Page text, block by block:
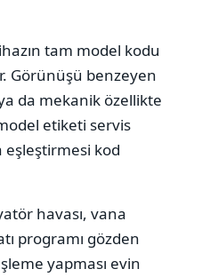
tam model kodu
Görünüşü benzeyen
da mekanik özellikte
etiketi servis
eşleştirmesi kod
havası, vana
programı gözden
yapması evin